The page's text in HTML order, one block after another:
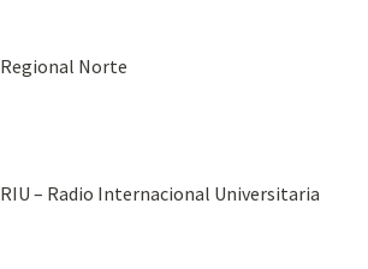
Regional Norte
RIU – Radio Internacional Universitaria